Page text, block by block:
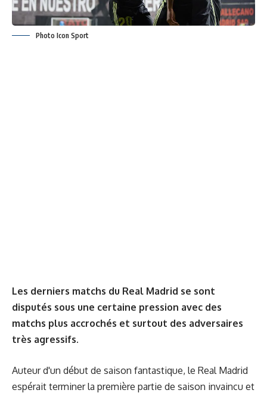
Photo Icon Sport
Les derniers matchs du Real Madrid se sont
disputés sous une certaine pression avec des
matchs plus accrochés et surtout des adversaires
très agressifs.
Auteur d'un début de saison fantastique, le Real Madrid
espérait terminer la première partie de saison invaincu et